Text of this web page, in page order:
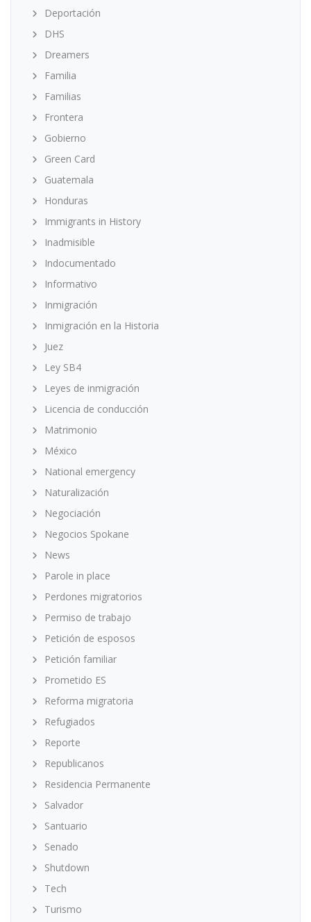
Deportación
DHS
Dreamers
Familia
Familias
Frontera
Gobierno
Green Card
Guatemala
Honduras
Immigrants in History
Inadmisible
Indocumentado
Informativo
Inmigración
Inmigración en la Historia
Juez
Ley SB4
Leyes de inmigración
Licencia de conducción
Matrimonio
México
National emergency
Naturalización
Negociación
Negocios Spokane
News
Parole in place
Perdones migratorios
Permiso de trabajo
Petición de esposos
Petición familiar
Prometido ES
Reforma migratoria
Refugiados
Reporte
Republicanos
Residencia Permanente
Salvador
Santuario
Senado
Shutdown
Tech
Turismo